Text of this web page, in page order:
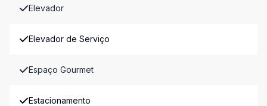
Elevador
Elevador de Serviço
Espaço Gourmet
Estacionamento